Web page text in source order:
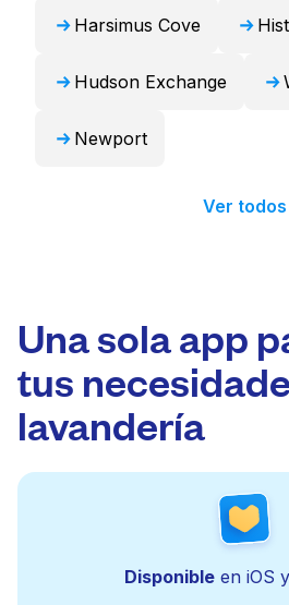
Harsimus Cove
Hudson Exchange
Newport
Ver todos
Una sola app
tus
lavandería
Disponibleen iOS